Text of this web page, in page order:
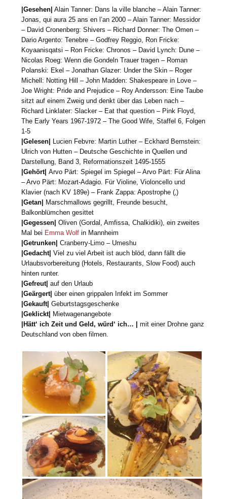
|Gesehen| Alain Tanner: Dans la ville blanche – Alain Tanner:
Jonas, qui aura 25 ans en l’an 2000 – Alain Tanner: Messidor
– David Cronenberg: Shivers – Richard Donner: The Omen –
Dario Argento: Tenebre – Godfrey Reggio, Ron Fricke:
Koyaanisqatsi – Ron Fricke: Chronos – David Lynch: Dune –
Nicolas Roeg: Wenn die Gondeln Trauer tragen – Roman
Polanski: Ekel – Jonathan Glazer: Under the Skin – Roger
Michell: Notting Hill – John Madden: Shakespeare in Love –
Joe Wright: Pride and Prejudice – Roy Andersson: Eine Taube
sitzt auf einem Zweig und denkt über das Leben nach –
Richard Linklater: Slacker – Eat that question – Pink Floyd,
The Early Years 1967-1972 – The Good Wife, Staffel 6, Folgen
1-5
|Gelesen| Lucien Febvre: Martin Luther – Eckhard Bernstein:
Ulrich von Hutten – Deutsche Geschichte in Quellen und
Darstellung, Band 3, Reformationszeit 1495-1555
|Gehört|Arvo Pärt: Spiegel im Spiegel – Arvo Pärt: Für Alina
– Arvo Pärt: Mozart-Adagio Für Violine, Violoncello und
Klavier (nach KV 189e) – Frank Zappa: Apostrophe (‚)
|Getan| Marschmallows gegrillt, Freunde besucht,
Balkonblümchen gesittet
|Gegessen|Oliven (Gordal, Amfissa, Chalkidiki), ein zweites
Mal bei Emma Wolf in Mannheim
|Getrunken|Cranberry-Limo – Umeshu
|Gedacht|Viel zu viel Arbeit ist auch blöd, dann fällt die
Urlaubsvorbereitung (Hotels, Restaurants, Slow Food) auch
hinten runter.
|Gefreut|auf den Urlaub
|Geärgert| über einen grippalen Infekt im Sommer
|Gekauft|Geburtstagsgeschenke
|Geklickt| Mietwagenangebote
|Hätt‘ ich Zeit und Geld, würd‘ ich… | mit einer Drohne ganz
Deutschland von oben filmen.